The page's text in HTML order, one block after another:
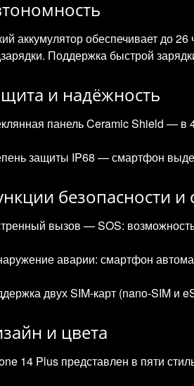
аккумулятор обеспечивает до
Поддержка быстрой
и надёжность
панель Ceramic Shield — в
защиты IP68 — смартфон
безопасности и
вызов — SOS:
аварии: смартфон
двух SIM‑карт (nano‑SIM и
и цвета
14 Plus представлен в пяти